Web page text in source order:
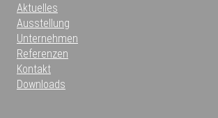
Aktuelles
Ausstellung
Unternehmen
Referenzen
Kontakt
Downloads